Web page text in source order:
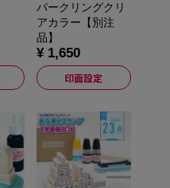
パークリングクリ
アカラー【別注
品】
¥ 1,650
印面設定